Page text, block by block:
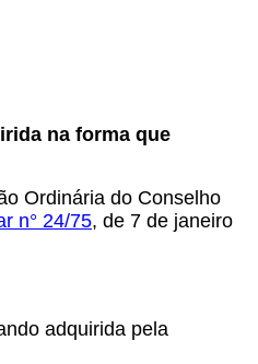
na forma que
Ordinária do Conselho
n° 24/75, de 7 de janeiro
adquirida pela